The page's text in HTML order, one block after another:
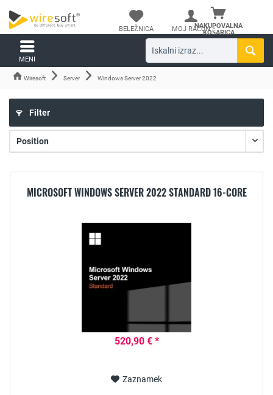
NAKUPOVALNA
KOŠARICA
BELEŽNICA MOJ RAČUN
MENI
Wiresoft Server Windows Server 2022
Filter
MICROSOFT WINDOWS SERVER 2022 STANDARD 16-CORE
520,90 € *
Zaznamek